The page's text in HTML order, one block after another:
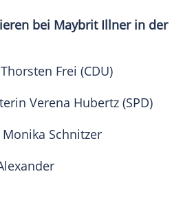
bei Maybrit Illnerin der
Frei (CDU)
Verena Hubertz (SPD)
Schnitzer